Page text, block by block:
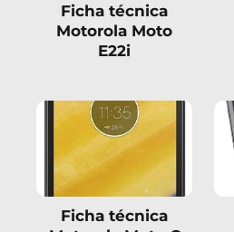
Ficha técnica
Motorola Moto
E22i
Ficha técnica